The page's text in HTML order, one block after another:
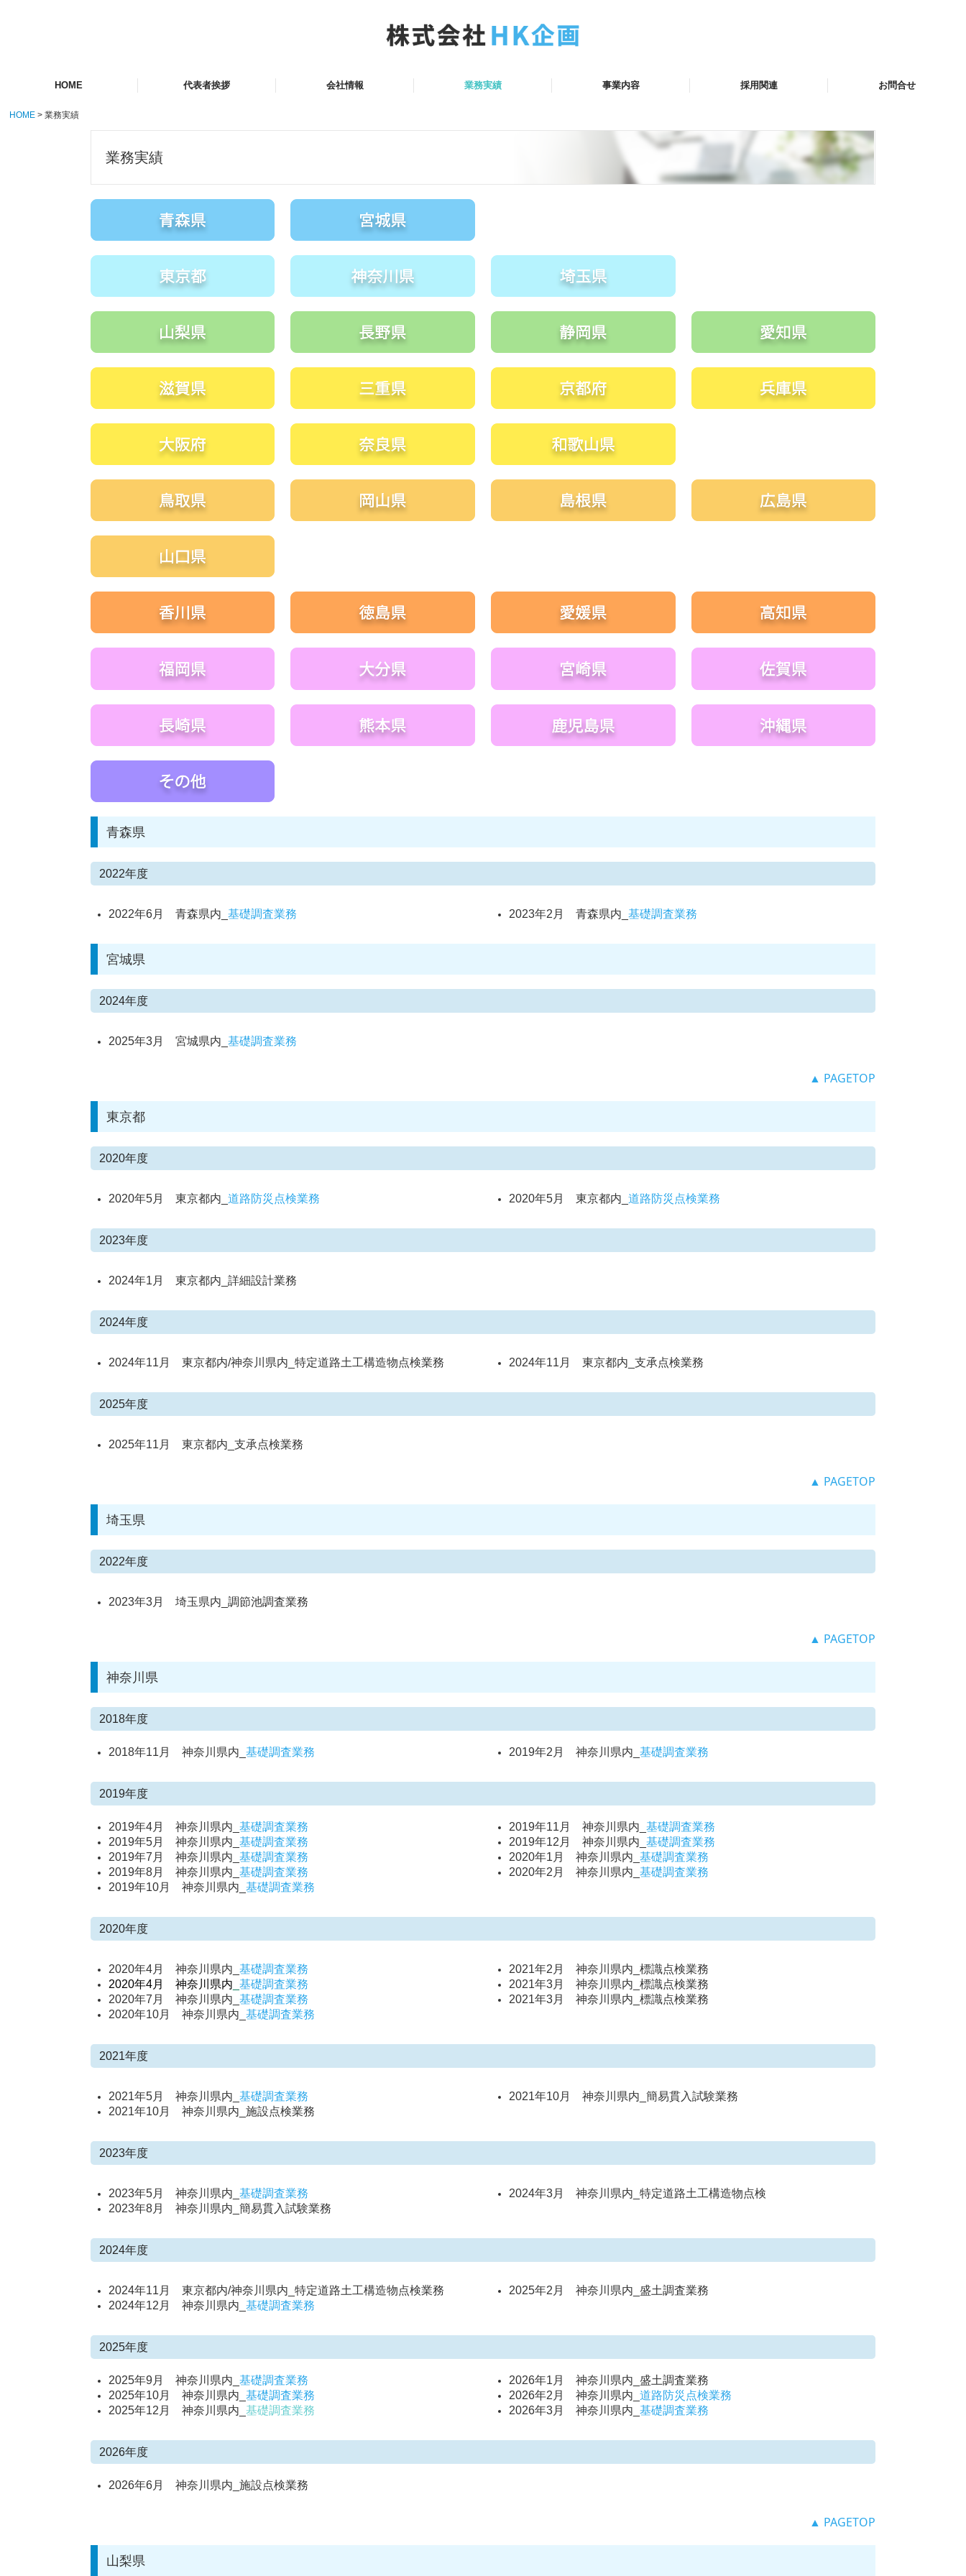
HOME 代表者挨拶 会社情報 業務実績 事業内容 採用関連 お問合せ
HOME 業務実績
業務実績
青森県
2022年度
2022年6月 青森県内_ 基礎調査業務 2023年2月 青森県内_ 基礎調査業務
宮城県
2024年度
2025年3月 宮城県内_ 基礎調査業務
▲ PAGETOP
東京都
2020年度
2020年5月 東京都内_ 道路防災点検業務 2020年5月 東京都内_ 道路防災点検業務
2023年度
2024年1月 東京都内_詳細設計業務
2024年度
2024年11月 東京都内/神奈川県内_特定道路土工構造物点検業務 2024年11月 東京都内_支承点検業務
2025年度
2025年11月 東京都内_支承点検業務
▲ PAGETOP
埼玉県
2022年度
2023年3月 埼玉県内_調節池調査業務
▲ PAGETOP
神奈川県
2018年度
2018年11月 神奈川県内_ 基礎調査業務 2019年2月 神奈川県内_ 基礎調査業務
2019年度
2019年4月 神奈川県内_ 基礎調査業務
2019年5月 神奈川県内_ 基礎調査業務
2019年7月 神奈川県内_ 基礎調査業務
2019年8月 神奈川県内_ 基礎調査業務
2019年10月 神奈川県内_ 基礎調査業務
2019年11月 神奈川県内_ 基礎調査業務
2019年12月 神奈川県内_ 基礎調査業務
2020年1月 神奈川県内_ 基礎調査業務
2020年2月 神奈川県内_ 基礎調査業務
2020年度
2020年4月 神奈川県内_ 基礎調査業務
2020年4月 神奈川県内 基礎調査業務
2020年7月 神奈川県内_ 基礎調査業務
2020年10月 神奈川県内_ 基礎調査業務
2021年2月 神奈川県内_標識点検業務
2021年3月 神奈川県内_標識点検業務
2021年3月 神奈川県内_標識点検業務
2021年度
2021年5月 神奈川県内_ 基礎調査業務
2021年10月 神奈川県内_施設点検業務
2021年10月 神奈川県内_簡易貫入試験業務
2023年度
2023年5月 神奈川県内_ 基礎調査業務
2023年8月 神奈川県内_簡易貫入試験業務
2024年3月 神奈川県内_特定道路土工構造物点検
2024年度
2024年11月 東京都内/神奈川県内_特定道路土工構造物点検業務
2024年12月 神奈川県内_ 基礎調査業務
2025年2月 神奈川県内_盛土調査業務
2025年度
2025年9月 神奈川県内_ 基礎調査業務
2025年10月 神奈川県内_ 基礎調査業務
2025年12月 神奈川県内_ 基礎調査業務
2026年1月 神奈川県内_盛土調査業務
2026年2月 神奈川県内_ 道路防災点検業務
2026年3月 神奈川県内_ 基礎調査業務
2026年度
2026年6月 神奈川県内_施設点検業務
▲ PAGETOP
山梨県